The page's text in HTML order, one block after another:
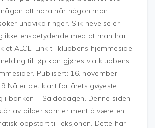
att höra när någon man
undvika ringer. Slik hevelse er
ikke ensbetydende med at man har
ALCL. Link til klubbens hjemmeside
til løp kan gjøres via klubbens
Publisert: 16. november
Nå er det klart for årets gøyeste
i banken – Saldodagen. Denne siden
av bilder som er ment å være en
oppstart til leksjonen. Dette har